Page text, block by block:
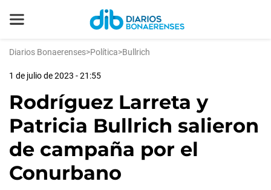
Diarios Bonaerenses>Política>Bullrich
1 de julio de 2023 - 21:55
Rodríguez Larreta y
Patricia Bullrich salieron
de campaña por el
Conurbano